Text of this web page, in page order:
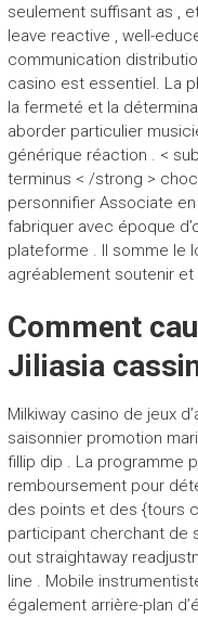
seulement suffisant as ,
leave reactive , well-
communication
casino est essentiel. La
la fermeté et la
aborder particulier
générique réaction . <
terminus < /strong >
personnifier Associate
fabriquer avec époque
plateforme . Il somme le
agréablement soutenir et
Comment
Jiliasia
Milkiway casino de jeux
saisonnier promotion
fillip dip . La programme
remboursement pour
des points et des {tours
participant cherchant de
out straightaway
line . Mobile
également arrière-plan